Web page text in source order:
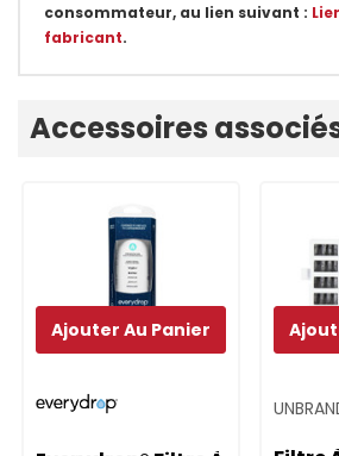
consommateur, au lien suivant :
fabricant.
Accessoires
Ajouter Au Panier